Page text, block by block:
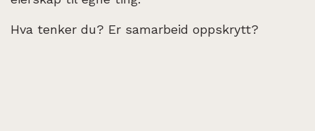
Hva tenker du? Er samarbeid oppskrytt?